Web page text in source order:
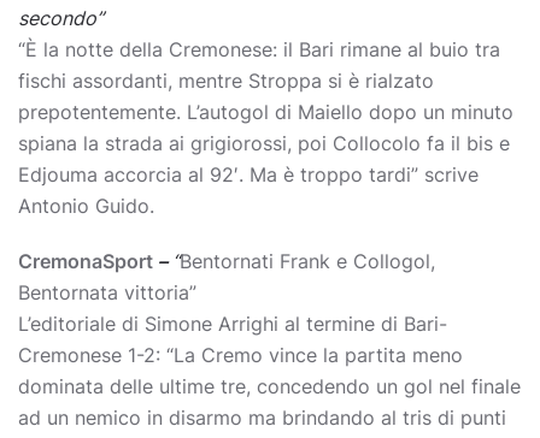
secondo”
“È la notte della Cremonese: il Bari rimane al buio tra
fischi assordanti, mentre Stroppa si è rialzato
prepotentemente. L’autogol di Maiello dopo un minuto
spiana la strada ai grigiorossi, poi Collocolo fa il bis e
Edjouma accorcia al 92′. Ma è troppo tardi” scrive
Antonio Guido.
CremonaSport – “Bentornati Frank e Collogol,
Bentornata vittoria”
L’editoriale di Simone Arrighi al termine di Bari-
Cremonese 1-2: “La Cremo vince la partita meno
dominata delle ultime tre, concedendo un gol nel finale
ad un nemico in disarmo ma brindando al tris di punti